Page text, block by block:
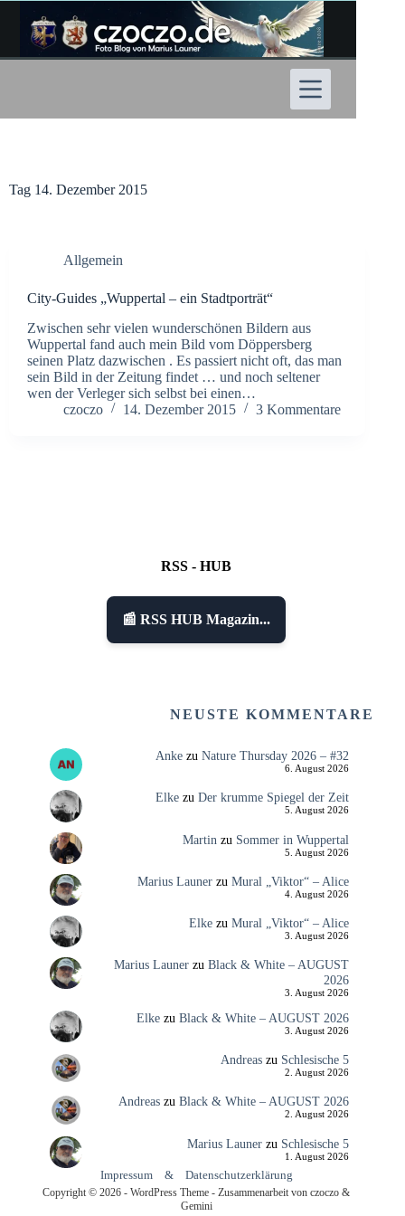
Inhalt
springen
Tag 14. Dezember 2015
Allgemein
City-Guides „Wuppertal – ein Stadtporträt“
Zwischen sehr vielen wunderschönen Bildern aus
Wuppertal fand auch mein Bild vom Döppersberg
seinen Platz dazwischen . Es passiert nicht oft, das man
sein Bild in der Zeitung findet … und noch seltener
wen der Verleger sich selbst bei einen…
czoczo
14. Dezember 2015 3 Kommentare
RSS - HUB
📰 RSS HUB Magazin...
NEUSTE KOMMENTARE
Ankezu Nature Thursday 2026 – #32
6. August 2026
Elkezu Der krumme Spiegel der Zeit
5. August 2026
Martin zu Sommer in Wuppertal
5. August 2026
Marius Launerzu Mural „Viktor“ – Alice
4. August 2026
Elkezu Mural „Viktor“ – Alice
3. August 2026
Marius Launerzu Black & White – AUGUST
2026
3. August 2026
Elkezu Black & White – AUGUST 2026
3. August 2026
Andreaszu Schlesische 5
2. August 2026
Andreaszu Black & White – AUGUST 2026
2. August 2026
Marius Launerzu Schlesische 5
1. August 2026
Impressum & Datenschutzerklärung
Copyright © 2026 - WordPress Theme - Zusammenarbeit von czoczo &
Gemini